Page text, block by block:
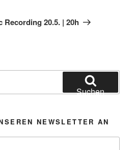
Recording 20.5. | 20h
Suchen
NEWSLETTER AN